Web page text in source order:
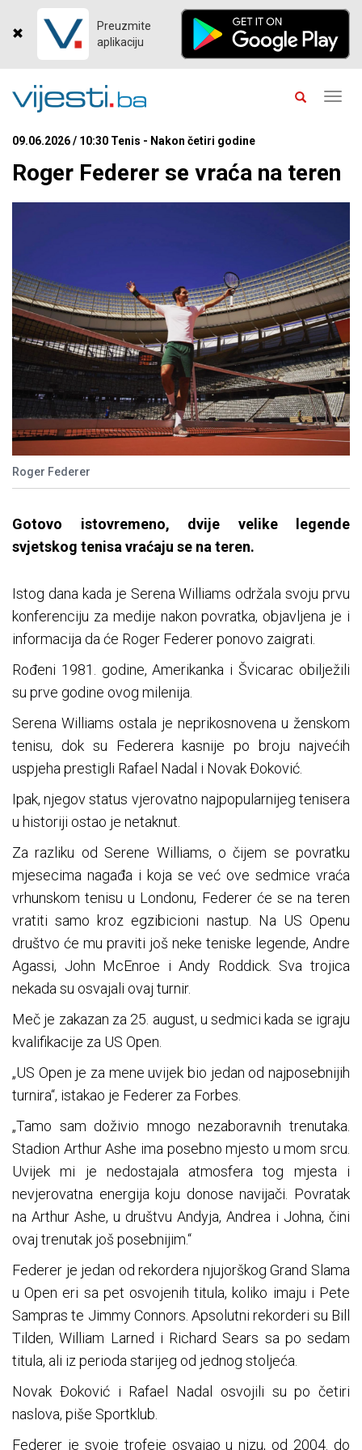
Preuzmite
aplikaciju
09.06.2026 / 10:30 Tenis - Nakon četiri godine
Roger Federer se vraća na teren
Roger Federer
Gotovo istovremeno, dvije velike legende
svjetskog tenisa vraćaju se na teren.
Istog dana kada je Serena Williams održala svoju prvu
konferenciju za medije nakon povratka, objavljena je i
informacija da će Roger Federer ponovo zaigrati.
Rođeni 1981. godine, Amerikanka i Švicarac obilježili
su prve godine ovog milenija.
Serena Williams ostala je neprikosnovena u ženskom
tenisu, dok su Federera kasnije po broju najvećih
uspjeha prestigli Rafael Nadal i Novak Đoković.
Ipak, njegov status vjerovatno najpopularnijeg tenisera
u historiji ostao je netaknut.
Za razliku od Serene Williams, o čijem se povratku
mjesecima nagađa i koja se već ove sedmice vraća
vrhunskom tenisu u Londonu, Federer će se na teren
vratiti samo kroz egzibicioni nastup. Na US Openu
društvo će mu praviti još neke teniske legende, Andre
Agassi, John McEnroe i Andy Roddick. Sva trojica
nekada su osvajali ovaj turnir.
Meč je zakazan za 25. august, u sedmici kada se igraju
kvalifikacije za US Open.
„US Open je za mene uvijek bio jedan od najposebnijih
turnira“, istakao je Federer za Forbes.
„Tamo sam doživio mnogo nezaboravnih trenutaka.
Stadion Arthur Ashe ima posebno mjesto u mom srcu.
Uvijek mi je nedostajala atmosfera tog mjesta i
nevjerovatna energija koju donose navijači. Povratak
na Arthur Ashe, u društvu Andyja, Andrea i Johna, čini
ovaj trenutak još posebnijim.“
Federer je jedan od rekordera njujorškog Grand Slama
u Open eri sa pet osvojenih titula, koliko imaju i Pete
Sampras te Jimmy Connors. Apsolutni rekorderi su Bill
Tilden, William Larned i Richard Sears sa po sedam
titula, ali iz perioda starijeg od jednog stoljeća.
Novak Đoković i Rafael Nadal osvojili su po četiri
naslova, piše Sportklub.
Federer je svoje trofeje osvajao u nizu, od 2004. do